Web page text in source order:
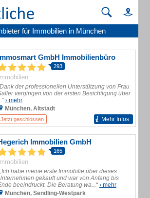
für Immobilien in München
GmbH Immobilienbüro
293
Immobilien
der professionellen Unterstützung von Frau
vergingen von der ersten Besichtigung über
› mehr
München, Altstadt
Jetzt geschlossen Mehr Infos
Immobilien GmbH
165
Immobilien
habe meine erste Immobilie über dieses
gekauft und war von Anfang bis
beeindruckt. Die Beratung wa...“› mehr
München, Sendling-Westpark